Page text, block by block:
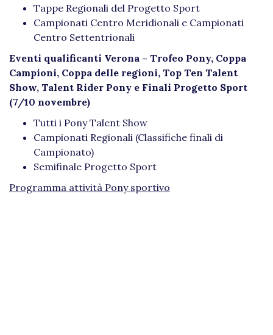
Tappe Regionali del Progetto Sport
Campionati Centro Meridionali e Campionati
Centro Settentrionali
Eventi qualificanti Verona – Trofeo Pony, Coppa
Campioni, Coppa delle regioni, Top Ten Talent
Show, Talent Rider Pony e Finali Progetto Sport
(7/10 novembre)
Tutti i Pony Talent Show
Campionati Regionali (Classifiche finali di
Campionato)
Semifinale Progetto Sport
Programma attività Pony sportivo